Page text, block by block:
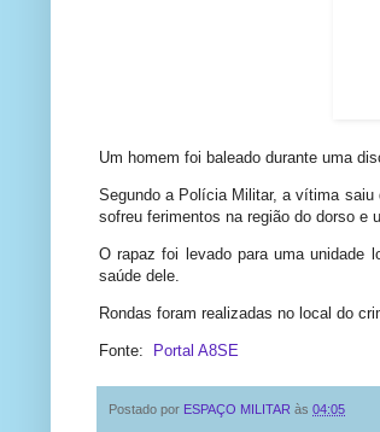
Um homem foi baleado durante uma
Segundo a Polícia Militar, a vítima saiu
sofreu ferimentos na região do dorso e
O rapaz foi levado para uma unidade
saúde dele.
Rondas foram realizadas no local do
Fonte: Portal A8SE
Postado por ESPAÇO MILITAR às 04:05